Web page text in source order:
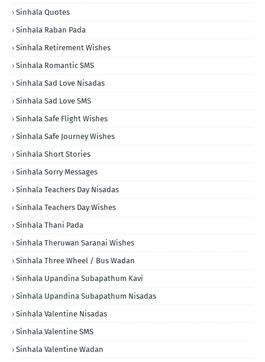
Sinhala Quotes
Sinhala Raban Pada
Sinhala Retirement Wishes
Sinhala Romantic SMS
Sinhala Sad Love Nisadas
Sinhala Sad Love SMS
Sinhala Safe Flight Wishes
Sinhala Safe Journey Wishes
Sinhala Short Stories
Sinhala Sorry Messages
Sinhala Teachers Day Nisadas
Sinhala Teachers Day Wishes
Sinhala Thani Pada
Sinhala Theruwan Saranai Wishes
Sinhala Three Wheel / Bus Wadan
Sinhala Upandina Subapathum Kavi
Sinhala Upandina Subapathum Nisadas
Sinhala Valentine Nisadas
Sinhala Valentine SMS
Sinhala Valentine Wadan